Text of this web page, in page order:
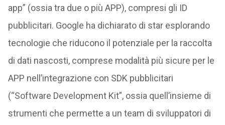
app” (ossia tra due o più APP), compresi gli ID
pubblicitari. Google ha dichiarato di star esplorando
tecnologie che riducono il potenziale per la raccolta
di dati nascosti, comprese modalità più sicure per le
APP nell’integrazione con SDK pubblicitari
(“Software Development Kit”, ossia quell’insieme di
strumenti che permette a un team di sviluppatori di